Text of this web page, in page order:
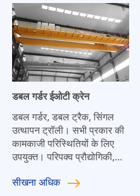
किसी भी समय नई आवश्यकताओं
के अनुकूल बनाया जा सकता है,
और यह आपके व्यवसाय के साथ
मिलकर विकसित हो सकता है।
डबल गर्डर ईओटी क्रेन
डबल गर्डर, डबल ट्रैक, सिंगल
उत्थापन ट्रॉली। सभी प्रकार की
कामकाजी परिस्थितियों के लिए
उपयुक्त। परिपक्व प्रौद्योगिकी,
करने में आसान और संचालन में
सीखनाअधिक